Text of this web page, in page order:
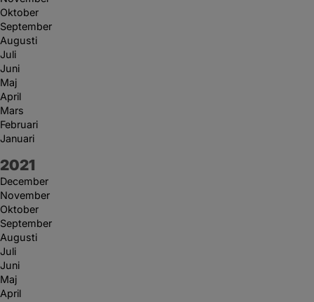
Oktober
September
Augusti
Juli
Juni
Maj
April
Mars
Februari
Januari
År:
2021
December
November
Oktober
September
Augusti
Juli
Juni
Maj
April